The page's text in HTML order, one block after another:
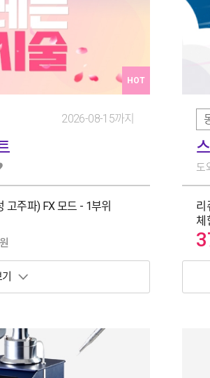
HOT
2026-08-15까지
고주파) FX 모드 - 1부위
보기 토글
도
리
체